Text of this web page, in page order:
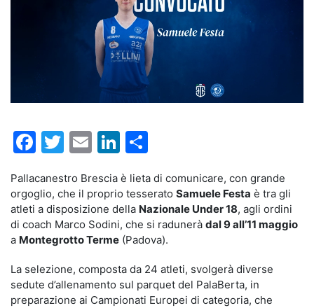
Facebook
Twitter
EmailLinkedIn
Pallacanestro Brescia è lieta di comunicare, con grande
orgoglio, che il proprio tesserato Samuele Festa è tra gli
atleti a disposizione della Nazionale Under 18, agli ordini
di coach Marco Sodini, che si radunerà dal 9 all’11 maggio
a Montegrotto Terme (Padova).
La selezione, composta da 24 atleti, svolgerà diverse
sedute d’allenamento sul parquet del PalaBerta, in
preparazione ai Campionati Europei di categoria, che